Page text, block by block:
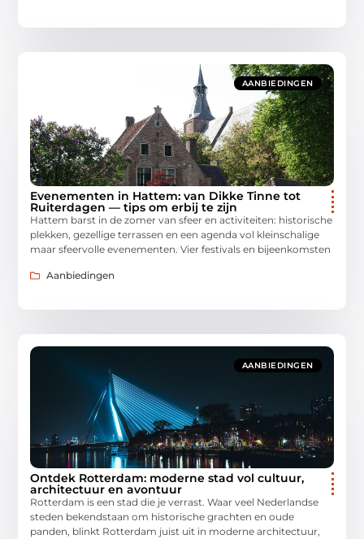
AANBIEDINGEN
Evenementen in Hattem: van Dikke Tinne tot
Ruiterdagen — tips om erbij te zijn
Hattem barst in de zomer van sfeer en activiteiten: historische
plekken, gezellige terrassen en een agenda vol kleinschalige
maar sfeervolle evenementen. Vier festivals en bijeenkomsten
Aanbiedingen
AANBIEDINGEN
Ontdek Rotterdam: moderne stad vol cultuur,
architectuur en avontuur
Rotterdam is een stad die je verrast. Waar veel Nederlandse
steden bekendstaan om historische grachten en oude
panden, blinkt Rotterdam juist uit in moderne architectuur,